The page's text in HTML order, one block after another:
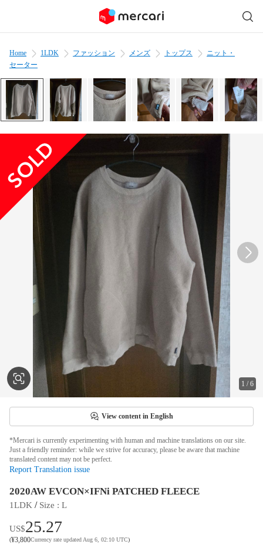
Home 1LDK ファッション メンズ トップス
ニット・
セーター
1 /6
View content in English
*Mercari is currently experimenting with human and machine translations on our site.
Just a friendly reminder: while we strive for accuracy, please be aware that machine
translated content may not be perfect.
Report Translation issue
2020AW EVCON×IFNi PATCHED FLEECE
1LDK / Size : L
US$25.27
(¥3,800Currency rate updated Aug 6, 02:10 UTC)